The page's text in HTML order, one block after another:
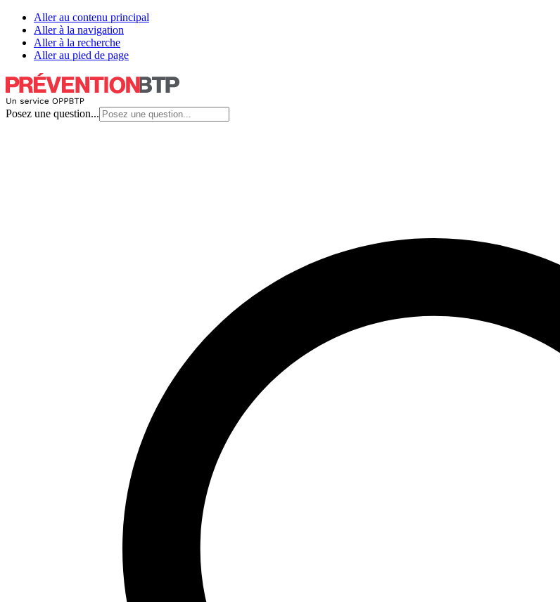
Aller au contenu principal
Aller à la navigation
Aller à la recherche
Aller au pied de page
Posez une question...